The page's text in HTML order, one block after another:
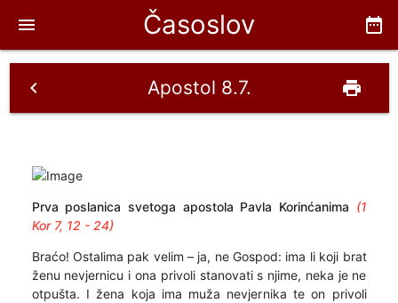
Časoslov date_range
menu
Apostol 8.7.
chevron_left print
Prva poslanica svetoga apostola Pavla Korinćanima (1
Kor 7, 12 - 24)
Braćo! Ostalima pak velim – ja, ne Gospod: ima li koji brat
ženu nevjernicu i ona privoli stanovati s njime, neka je ne
otpušta. I žena koja ima muža nevjernika te on privoli